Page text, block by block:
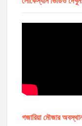
গজারিয়া মৌজার